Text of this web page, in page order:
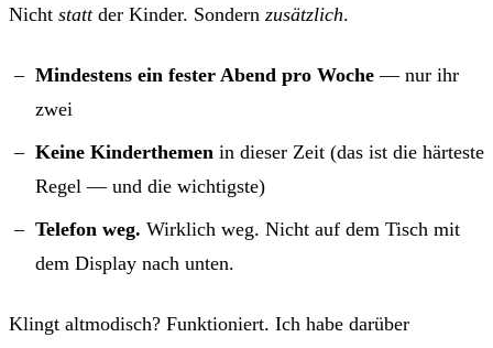
Nicht stattder Kinder. Sondern zusätzlich.
Mindestens ein fester Abend pro Woche — nur ihr
zwei
Keine Kinderthemen in dieser Zeit (das ist die härteste
Regel — und die wichtigste)
Telefon weg. Wirklich weg. Nicht auf dem Tisch mit
dem Display nach unten.
Klingt altmodisch? Funktioniert. Ich habe darüber